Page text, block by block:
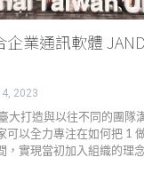
企業通訊軟體
2023
大打造與以往不同的團隊
可以全力專注在如何把 1
，實現當初加入組織的理